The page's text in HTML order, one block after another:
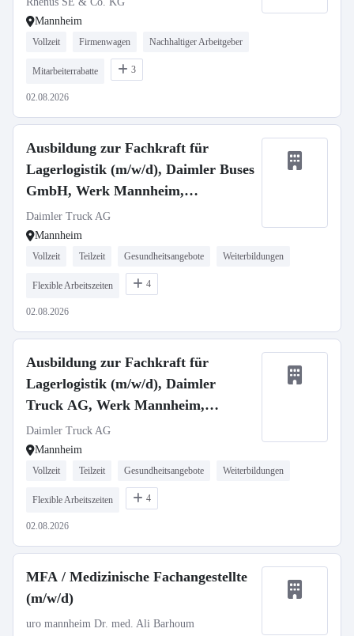
Mannheim
Vollzeit Firmenwagen Nachhaltiger Arbeitgeber
Mitarbeiterrabatte 3
02.08.2026
Ausbildung zur Fachkraft für
Lagerlogistik (m/w/d), Daimler Buses
GmbH, Werk Mannheim,
Ausbildungsbeginn 13.09.2027
Daimler Truck AG
Mannheim
Vollzeit Teilzeit Gesundheitsangebote Weiterbildungen
Flexible Arbeitszeiten 4
02.08.2026
Ausbildung zur Fachkraft für
Lagerlogistik (m/w/d), Daimler
Truck AG, Werk Mannheim,
Ausbildungsbeginn 13.09.2027
Daimler Truck AG
Mannheim
Vollzeit Teilzeit Gesundheitsangebote Weiterbildungen
Flexible Arbeitszeiten 4
02.08.2026
MFA / Medizinische Fachangestellte
(m/w/d)
uro mannheim Dr. med. Ali Barhoum